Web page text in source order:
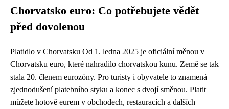
Chorvatsko euro: Co potřebujete vědět
před dovolenou
Platidlo v Chorvatsku Od 1. ledna 2025 je oficiální měnou v
Chorvatsku euro, které nahradilo chorvatskou kunu. Země se tak
stala 20. členem eurozóny. Pro turisty i obyvatele to znamená
zjednodušení platebního styku a konec s dvojí směnou. Platit
můžete hotově eurem v obchodech, restauracích a dalších